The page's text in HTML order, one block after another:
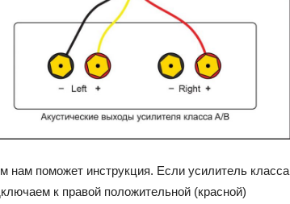
нам поможет инструкция. Если усилитель класса
к правой положительной (красной)